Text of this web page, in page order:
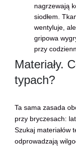
nagrzewają
siodłem.
wentyluje,
gripowa
przy
Materiały.
typach?
Ta sama zasada
przy bryczesach:
Szukaj materiałów
odprowadzają